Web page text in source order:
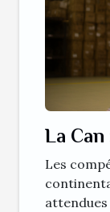
La
Les
attendues